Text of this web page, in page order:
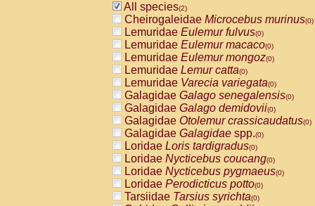
All species(2)
Cheirogaleidae Microcebus murinus(0)
Lemuridae Eulemur fulvus(0)
Lemuridae Eulemur macaco(0)
Lemuridae Eulemur mongoz(0)
Lemuridae Lemur catta(0)
Lemuridae Varecia variegata(0)
Galagidae Galago senegalensis(0)
Galagidae Galago demidovii(0)
Galagidae Otolemur crassicaudatus(0)
Galagidae Galagidae spp.(0)
Loridae Loris tardigradus(0)
Loridae Nycticebus coucang(0)
Loridae Nycticebus pygmaeus(0)
Loridae Perodicticus potto(0)
Tarsiidae Tarsius syrichta(0)